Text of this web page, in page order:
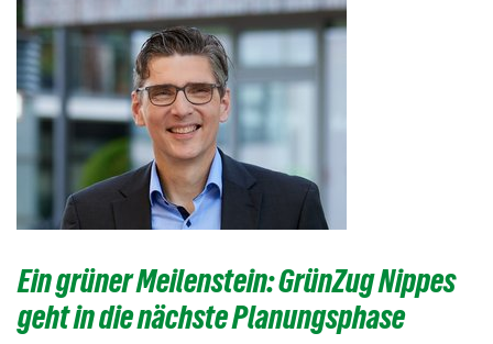
Ein grüner Meilenstein: GrünZug Nippes
geht in die nächste Planungsphase